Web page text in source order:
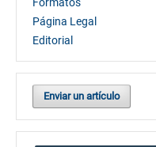
Formatos
Página Legal
Editorial
Enviar un artículo